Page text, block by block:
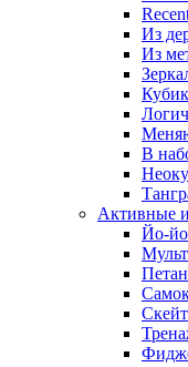
Из
Из
В
Активные
Йо-